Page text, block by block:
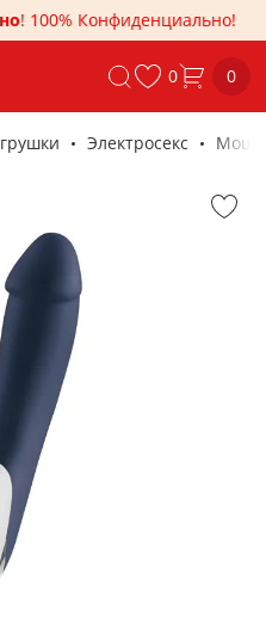
! 100% Конфиденциально!
0 0
Электросекс